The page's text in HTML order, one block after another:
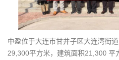
中盈位于大连市甘井子区大连湾街
29,300平方米，建筑面积21,300 平